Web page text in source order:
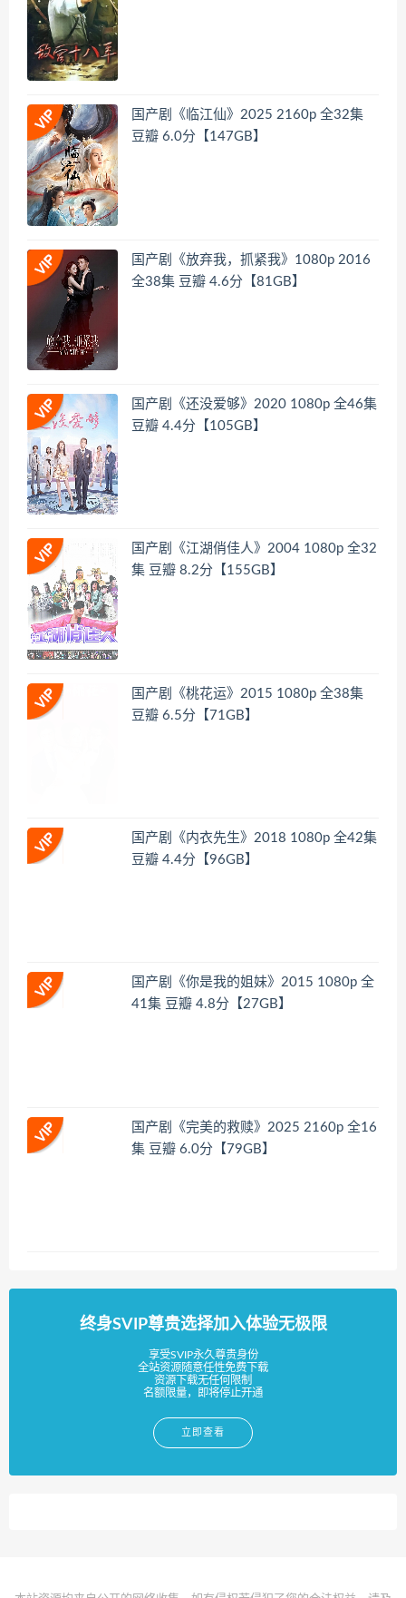
国产剧《临江仙》2025 2160p 全32集
豆瓣 6.0分【147GB】
国产剧《放弃我，抓紧我》1080p 2016
全38集 豆瓣 4.6分【81GB】
国产剧《还没爱够》2020 1080p 全46集
豆瓣 4.4分【105GB】
国产剧《江湖俏佳人》2004 1080p 全32
集 豆瓣 8.2分【155GB】
国产剧《桃花运》2015 1080p 全38集
豆瓣 6.5分【71GB】
国产剧《内衣先生》2018 1080p 全42集
豆瓣 4.4分【96GB】
国产剧《你是我的姐妹》2015 1080p 全
41集 豆瓣 4.8分【27GB】
国产剧《完美的救赎》2025 2160p 全16
集 豆瓣 6.0分【79GB】
终身SVIP尊贵选择加入体验无极限
享受SVIP永久尊贵身份
全站资源随意任性免费下载
资源下载无任何限制
名额限量，即将停止开通
立即查看